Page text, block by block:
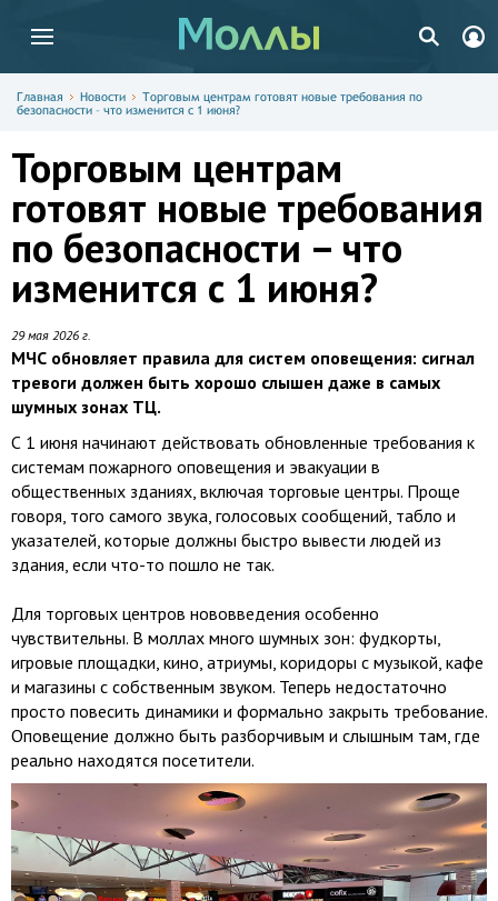
Главная Новости
Торговым центрам готовят новые требования по
безопасности – что изменится с 1 июня?
Торговым центрам
готовят новые требования
по безопасности – что
изменится с 1 июня?
29 мая 2026 г.
МЧС обновляет правила для систем оповещения: сигнал
тревоги должен быть хорошо слышен даже в самых
шумных зонах ТЦ.
С 1 июня начинают действовать обновленные требования к
системам пожарного оповещения и эвакуации в
общественных зданиях, включая торговые центры. Проще
говоря, того самого звука, голосовых сообщений, табло и
указателей, которые должны быстро вывести людей из
здания, если что-то пошло не так.
Для торговых центров нововведения особенно
чувствительны. В моллах много шумных зон: фудкорты,
игровые площадки, кино, атриумы, коридоры с музыкой, кафе
и магазины с собственным звуком. Теперь недостаточно
просто повесить динамики и формально закрыть требование.
Оповещение должно быть разборчивым и слышным там, где
реально находятся посетители.